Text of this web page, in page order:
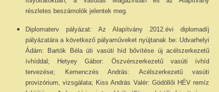
részletes beszámolók jelentek meg.
Diplomaterv pályázat: Az Alapítvány 2012.évi diplomadíj
pályázatára a következő pályaműveket nyújtanak be: Udvarhelyi
Ádám: Bartók Béla úti vasúti híd bővítése új acélszerkezetű
ívhíddal; Hetyey Gábor: Öszvérszerkezetű vasúti ívhíd
tervezése; Kemenczés András: Acélszerkezetű vasúti
provizórium, vizsgálata; Kiss András Valér: Gödöllői HÉV remíz